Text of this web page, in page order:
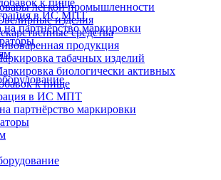
к пище
в ИС МПТ
на партнёрство маркировки
легкой промышленности
изделия
средства
продукция
табачных изделий
биологически активных
к пище
в ИС МПТ
партнёрство маркировки